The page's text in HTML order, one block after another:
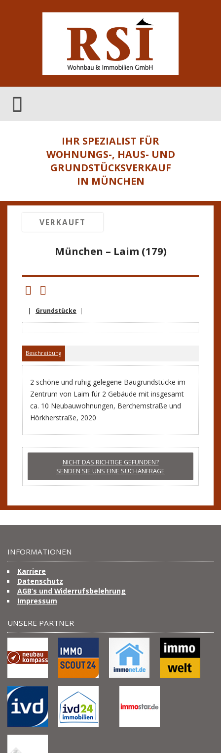
IHR SPEZIALIST FÜR
WOHNUNGS-, HAUS- UND
GRUNDSTÜCKSVERKAUF
IN MÜNCHEN
VERKAUFT
München – Laim (179)
Grundstücke
Beschreibung
2 schöne und ruhig gelegene Baugrundstücke im
Zentrum von Laim für 2 Gebäude mit insgesamt
ca. 10 Neubauwohnungen, Berchemstraße und
Hörkherstraße, 2020
NICHT DAS RICHTIGE GEFUNDEN?
SENDEN SIE UNS EINE SUCHANFRAGE
INFORMATIONEN
Karriere
Datenschutz
AGB’s und Widerrufsbelehrung
Impressum
UNSERE PARTNER